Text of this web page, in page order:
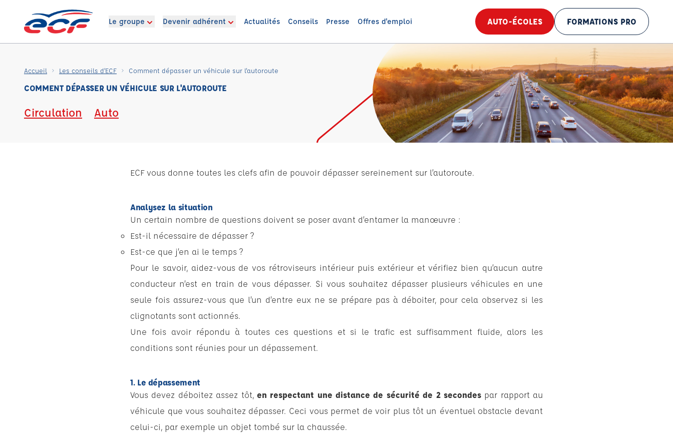
Le groupe Devenir adhérent Actualités Conseils Presse Offres d'emploi AUTO-ÉCOLES FORMATIONS PRO
Accueil Les conseils d’ECF Comment dépasser un véhicule sur l'autoroute
COMMENT DÉPASSER UN VÉHICULE SUR L'AUTOROUTE
Circulation Auto
ECF vous donne toutes les clefs afin de pouvoir dépasser sereinement sur l’autoroute.
Analysez la situation
Un certain nombre de questions doivent se poser avant d’entamer la manœuvre :
Est-il nécessaire de dépasser ?
Est-ce que j’en ai le temps ?
Pour le savoir, aidez-vous de vos rétroviseurs intérieur puis extérieur et vérifiez bien qu’aucun autre
conducteur n’est en train de vous dépasser. Si vous souhaitez dépasser plusieurs véhicules en une
seule fois assurez-vous que l’un d’entre eux ne se prépare pas à déboiter, pour cela observez si les
clignotants sont actionnés.
Une fois avoir répondu à toutes ces questions et si le trafic est suffisamment fluide, alors les
conditions sont réunies pour un dépassement.
1. Le dépassement
Vous devez déboitez assez tôt, en respectant une distance de sécurité de 2 secondespar rapport au
véhicule que vous souhaitez dépasser. Ceci vous permet de voir plus tôt un éventuel obstacle devant
celui-ci, par exemple un objet tombé sur la chaussée.